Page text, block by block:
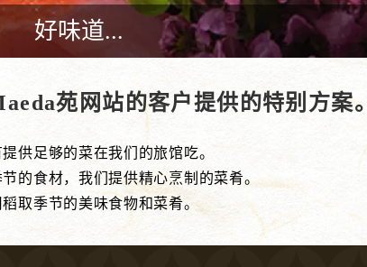
好味道...
苑网站的客户提供的特别方案。
供足够的菜在我们的旅馆吃。
的食材，我们提供精心烹制的菜肴。
取季节的美味食物和菜肴。